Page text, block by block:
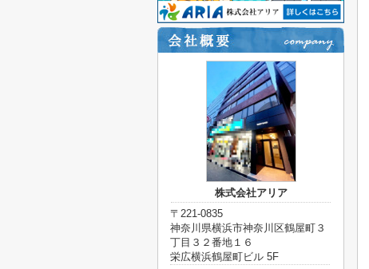
株式会社アリア
〒221-0835
神奈川県横浜市神奈川区鶴屋町３
丁目３２番地１６
栄広横浜鶴屋町ビル 5F